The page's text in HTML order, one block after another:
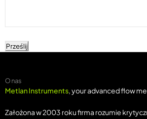
Prześlij
O nas
Metlan Instruments, your advanced flow
Założona w 2003 roku firma rozumie